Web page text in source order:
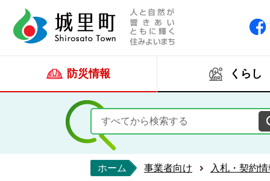
防災情報 くらし
ホーム 事業者向け 入札・契約